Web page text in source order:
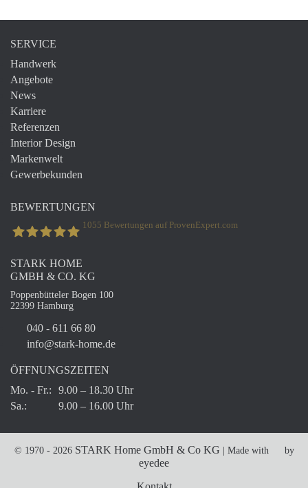
SERVICE
Handwerk
Angebote
News
Karriere
Referenzen
Interior Design
Markenwelt
Gewerbekunden
BEWERTUNGEN
STARK Home GmbH & Co. Kg
1055 Bewertungen auf ProvenExpert.com
STARK HOME
GMBH & CO. KG
Poppenbütteler Bogen 100
22399 Hamburg
040 - 611 66 80
info@stark-home.de
ÖFFNUNGSZEITEN
Mo. - Fr.:
9.00 – 18.30 Uhr
Sa.:
9.00 – 16.00 Uhr
© 1970 - 2026 STARK Home GmbH & Co KG | Made with by
eyedee